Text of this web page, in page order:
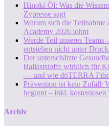
Hinoki-Öl: Was die
Zypresse sagt
Warum sich die
Academy 2026 lohnt
Werde Teil unseres Teams
entstehen nicht unter
Der unterschätzte
Ballaststoffe wirklich für
— und wie dōTERRA
Prävention ist kein Zufall:
beginnt – inkl. kostenlosen
Archiv